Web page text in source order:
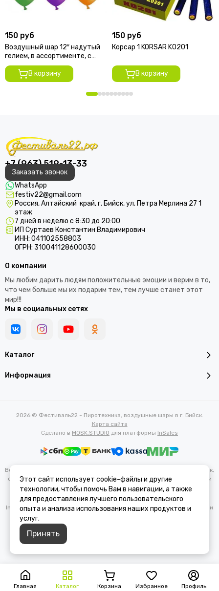
150 руб
Воздушный шар 12″ надутый
гелием, в ассортименте, с
рисунком
В корзину
150 руб
Корсар 1 KORSAR K0201
В корзину
+7 (963) 519-13-33
Заказать звонок
WhatsApp
festiv22@gmail.com
Россия, Алтайский край, г. Бийск, ул. Петра Мерлина 27 1
этаж
7 дней в неделю с 8:30 до 20:00
ИП Суртаев Константин Владимирович
ИНН: 041102558803
ОГРН: 310041128600030
Каталог
Информация
О компании
Мы любим дарить людям положительные эмоции и верим в то,
что чем больше мы их подарим тем, тем лучше станет этот
мир!!!
Мы в социальных сетях
2026 © Фестиваль22 - Пиротехника, воздушные шары в г. Бийск.
Карта сайта
Сделано в MOSK.STUDIO для платформы InSales
Вся представленная на сайте информация, касающаяся характеристик,
стоимости товаров и услуг, носит информационный характер и ни при
каких условиях не является публичной офертой, определяемой
положениями Статьи 437(2) Гражданского кодекса РФ.
Instagram — проект Meta Platforms Inc., деятельность которой в России
Главная Каталог Корзина Избранное Профиль
Этот сайт использует cookie-файлы и другие
технологии, чтобы помочь Вам в навигации, а также
для предоставления лучшего пользовательского
опыта и анализа использования наших продуктов и
услуг.
Принять